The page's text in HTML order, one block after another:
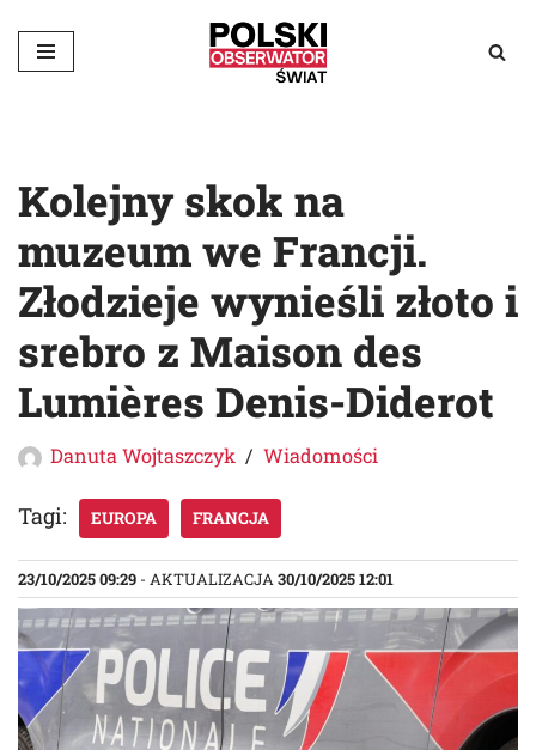
Przejdź
Kolejny skok na
muzeum we Francji.
Złodzieje wynieśli złoto i
srebro z Maison des
Lumières Denis-Diderot
Danuta Wojtaszczyk Wiadomości
Tagi: EUROPA FRANCJA
23/10/2025 09:29 - AKTUALIZACJA30/10/2025 12:01